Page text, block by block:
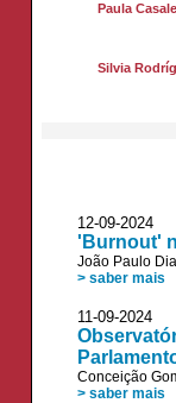
Paula
Silvia
12-09-2024
'Burnout'
João Paulo
> saber mais
11-09-
Conceição
> saber mais